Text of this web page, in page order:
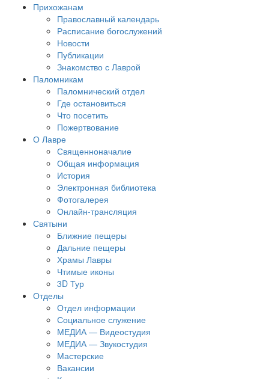
Прихожанам
Православный календарь
Расписание богослужений
Новости
Публикации
Знакомство с Лаврой
Паломникам
Паломнический отдел
Где остановиться
Что посетить
Пожертвование
О Лавре
Священноначалие
Общая информация
История
Электронная библиотека
Фотогалерея
Онлайн-трансляция
Святыни
Ближние пещеры
Дальние пещеры
Храмы Лавры
Чтимые иконы
3D Тур
Отделы
Отдел информации
Социальное служение
МЕДИА — Видеостудия
МЕДИА — Звукостудия
Мастерские
Вакансии